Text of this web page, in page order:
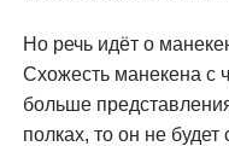
Но речь идёт о
Схожесть манекена с
больше
полках, то он не будет